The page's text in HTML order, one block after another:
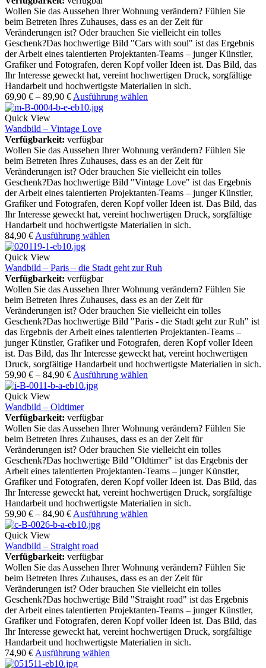
Wollen Sie das Aussehen Ihrer Wohnung verändern? Fühlen Sie
beim Betreten Ihres Zuhauses, dass es an der Zeit für
Veränderungen ist? Oder brauchen Sie vielleicht ein tolles
Geschenk?Das hochwertige Bild "Cars with soul" ist das Ergebnis
der Arbeit eines talentierten Projektanten-Teams – junger Künstler,
Grafiker und Fotografen, deren Kopf voller Ideen ist. Das Bild, das
Ihr Interesse geweckt hat, vereint hochwertigen Druck, sorgfältige
Handarbeit und hochwertigste Materialien in sich.
69,90 € – 89,90 € Ausführung wählen
Quick View
Wandbild – Vintage Love
Verfügbarkeit: verfügbar
Wollen Sie das Aussehen Ihrer Wohnung verändern? Fühlen Sie
beim Betreten Ihres Zuhauses, dass es an der Zeit für
Veränderungen ist? Oder brauchen Sie vielleicht ein tolles
Geschenk?Das hochwertige Bild "Vintage Love" ist das Ergebnis
der Arbeit eines talentierten Projektanten-Teams – junger Künstler,
Grafiker und Fotografen, deren Kopf voller Ideen ist. Das Bild, das
Ihr Interesse geweckt hat, vereint hochwertigen Druck, sorgfältige
Handarbeit und hochwertigste Materialien in sich.
84,90 € Ausführung wählen
Quick View
Wandbild – Paris – die Stadt geht zur Ruh
Verfügbarkeit: verfügbar
Wollen Sie das Aussehen Ihrer Wohnung verändern? Fühlen Sie
beim Betreten Ihres Zuhauses, dass es an der Zeit für
Veränderungen ist? Oder brauchen Sie vielleicht ein tolles
Geschenk?Das hochwertige Bild "Paris - die Stadt geht zur Ruh" ist
das Ergebnis der Arbeit eines talentierten Projektanten-Teams –
junger Künstler, Grafiker und Fotografen, deren Kopf voller Ideen
ist. Das Bild, das Ihr Interesse geweckt hat, vereint hochwertigen
Druck, sorgfältige Handarbeit und hochwertigste Materialien in sich.
59,90 € – 84,90 € Ausführung wählen
Quick View
Wandbild – Oldtimer
Verfügbarkeit: verfügbar
Wollen Sie das Aussehen Ihrer Wohnung verändern? Fühlen Sie
beim Betreten Ihres Zuhauses, dass es an der Zeit für
Veränderungen ist? Oder brauchen Sie vielleicht ein tolles
Geschenk?Das hochwertige Bild "Oldtimer" ist das Ergebnis der
Arbeit eines talentierten Projektanten-Teams – junger Künstler,
Grafiker und Fotografen, deren Kopf voller Ideen ist. Das Bild, das
Ihr Interesse geweckt hat, vereint hochwertigen Druck, sorgfältige
Handarbeit und hochwertigste Materialien in sich.
59,90 € – 84,90 € Ausführung wählen
Quick View
Wandbild – Straight road
Verfügbarkeit: verfügbar
Wollen Sie das Aussehen Ihrer Wohnung verändern? Fühlen Sie
beim Betreten Ihres Zuhauses, dass es an der Zeit für
Veränderungen ist? Oder brauchen Sie vielleicht ein tolles
Geschenk?Das hochwertige Bild "Straight road" ist das Ergebnis
der Arbeit eines talentierten Projektanten-Teams – junger Künstler,
Grafiker und Fotografen, deren Kopf voller Ideen ist. Das Bild, das
Ihr Interesse geweckt hat, vereint hochwertigen Druck, sorgfältige
Handarbeit und hochwertigste Materialien in sich.
74,90 € Ausführung wählen